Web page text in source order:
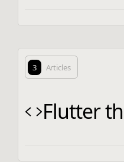
3 Articles
Flutter th